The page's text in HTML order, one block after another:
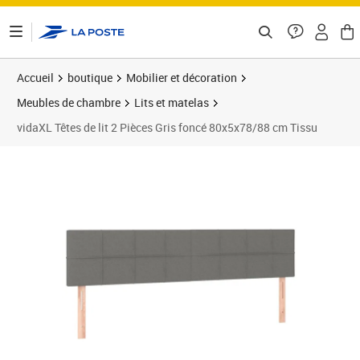
Accueil boutique
Mobilier et décoration
Meubles de chambre
Lits et matelas
vidaXL Têtes de lit 2 Pièces Gris foncé 80x5x78/88 cm Tissu